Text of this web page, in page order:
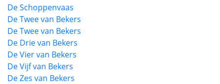
De Schoppenvaas
De Twee van Bekers
De Twee van Bekers
De Drie van Bekers
De Vier van Bekers
De Vijf van Bekers
De Zes van Bekers